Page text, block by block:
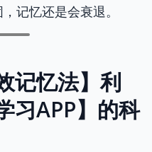
记忆还是会衰退。
记忆法】利
习APP】的科